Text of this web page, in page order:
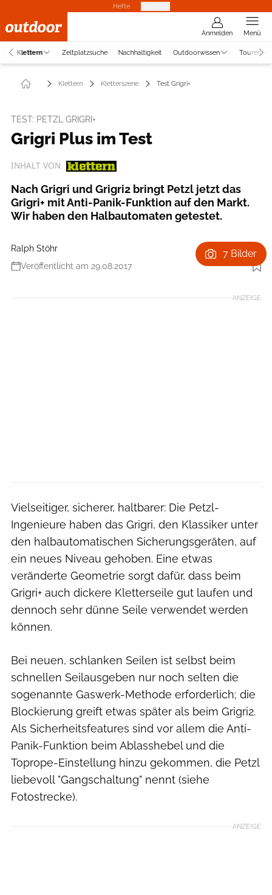
Hefte
Anmelden Menü
Klettern Zeltplatzsuche Nachhaltigkeit Outdoorwissen Touren
Klettern Kletterszene Test Grigri+
TEST: PETZL GRIGRI+
Grigri Plus im Test
INHALT VON
Nach Grigri und Grigri2 bringt Petzl jetzt das
Grigri+ mit Anti-Panik-Funktion auf den Markt.
Wir haben den Halbautomaten getestet.
Ralph Stöhr
Veröffentlicht am 29.08.2017
Foto: Ralph Stöhr
7 Bilder
ANZEIGE
Vielseitiger, sicherer, haltbarer: Die Petzl-
Ingenieure haben das Grigri, den Klassiker unter
den halbautomatischen Sicherungsgeräten, auf
ein neues Niveau gehoben. Eine etwas
veränderte Geometrie sorgt dafür, dass beim
Grigri+ auch dickere Kletterseile gut laufen und
dennoch sehr dünne Seile verwendet werden
können.
Bei neuen, schlanken Seilen ist selbst beim
schnellen Seilausgeben nur noch selten die
sogenannte Gaswerk-Methode erforderlich; die
Blockierung greift etwas später als beim Grigri2.
Als Sicherheitsfeatures sind vor allem die Anti-
Panik-Funktion beim Ablasshebel und die
Toprope-Einstellung hinzu gekommen, die Petzl
liebevoll "Gangschaltung" nennt (siehe
Fotostrecke).
ANZEIGE